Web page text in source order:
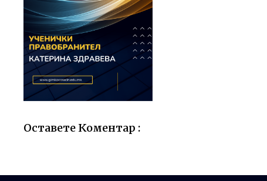
Оставете Коментар :